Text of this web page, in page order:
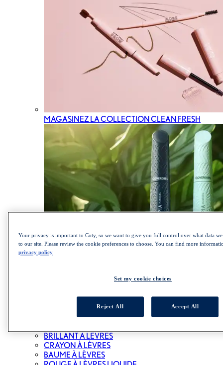
MAGASINEZ LA COLLECTION CLEAN FRESH
ALL LÈVRES
BRILLANT À LÈVRES
CRAYON À LÈVRES
BAUME À LÈVRES
Your privacy is important to Coty, so we want to give you full control over what data
to our site. Please review the cookie preferences to choose. You can find more
privacy policy
Set my cookie choices
Reject All Accept All